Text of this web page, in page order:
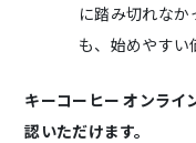
に踏み切れな
も、始めやすい
キーコーヒー オンライ
認いただけます。